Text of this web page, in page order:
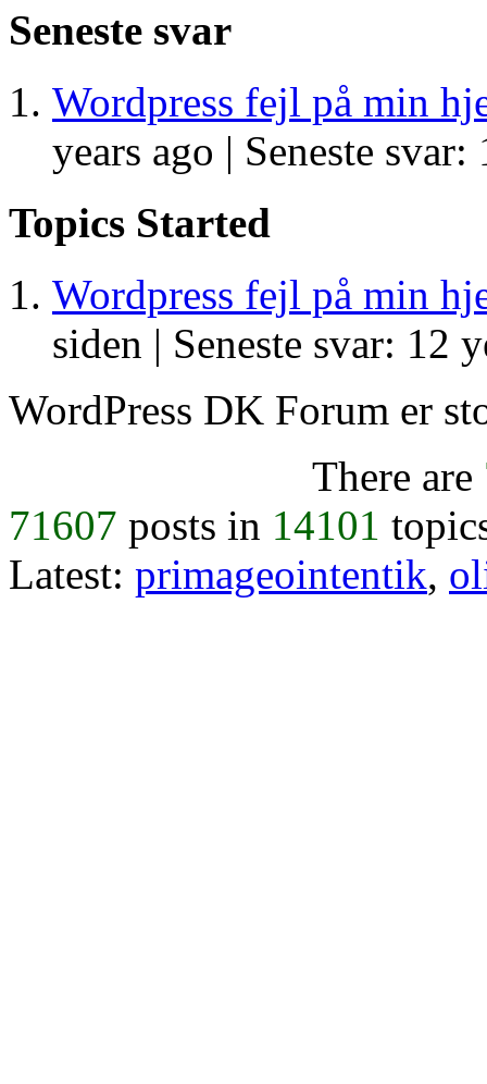
Seneste svar
Wordpress fejl på min
years ago | Seneste svar:
Topics Started
Wordpress fejl på min
siden | Seneste svar: 12
WordPress DK Forum er
There are
71607 posts in 14101
Latest: primageointentik,